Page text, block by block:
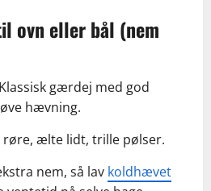
ovn eller bål (nem
Klassisk gærdej med god
hævning.
røre, ælte lidt, trille pølser.
nem, så lav koldhævet